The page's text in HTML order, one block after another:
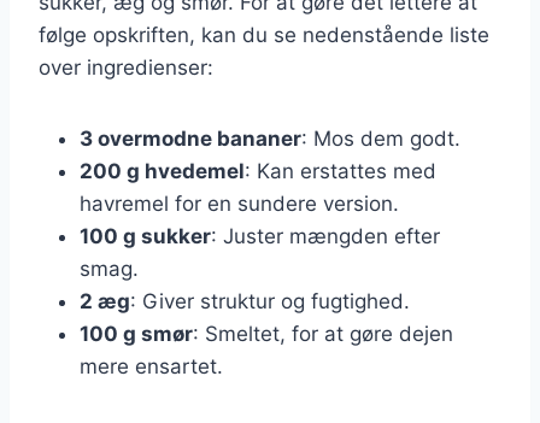
følge opskriften, kan du se nedenstående liste
over ingredienser:
3 overmodne bananer: Mos dem godt.
200 g hvedemel: Kan erstattes med
havremel for en sundere version.
100 g sukker: Juster mængden efter
smag.
2 æg: Giver struktur og fugtighed.
100 g smør: Smeltet, for at gøre dejen
mere ensartet.